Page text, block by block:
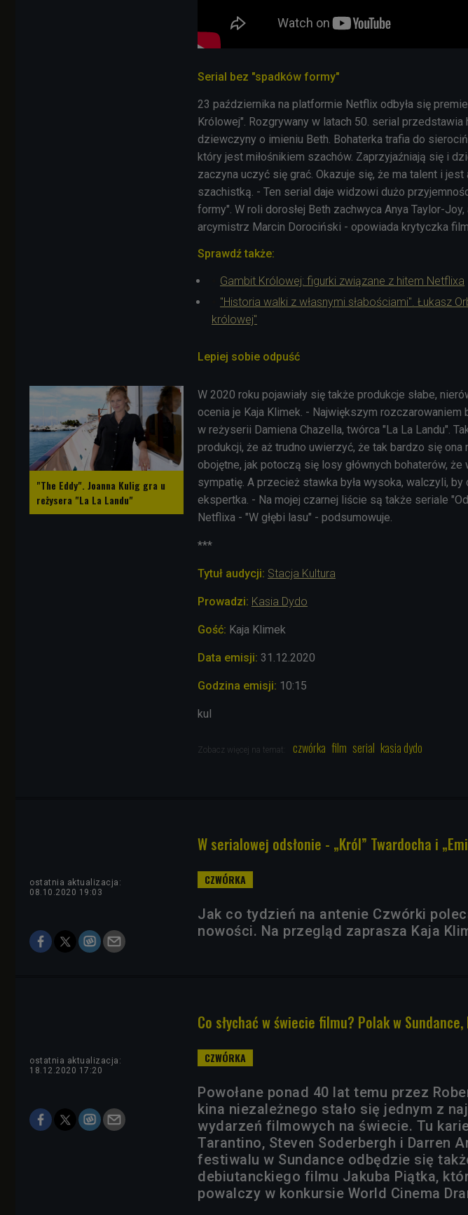
Serial bez "spadków formy"
23 października na platformie Netflix odbyła się
Królowej". Rozgrywany w latach 50. serial
dziewczyny o imieniu Beth. Bohaterka trafia do
który jest miłośnikiem szachów. Zaprzyjaźniają się i
zaczyna uczyć się grać. Okazuje się, że ma talent i
szachistką. - Ten serial daje widzowi dużo
formy". W roli dorosłej Beth zachwyca Anya Taylor-
arcymistrz Marcin Dorociński - opowiada krytyczka
Sprawdź także:
Gambit Królowej: figurki związane z hitem Netflixa
"Historia walki z własnymi słabościami". Łukasz
królowej"
Lepiej sobie odpuść
"The Eddy". Joanna Kulig gra u
reżysera "La La Landu"
W 2020 roku pojawiały się także produkcje słabe,
ocenia je Kaja Klimek. - Największym rozczarowaniem
w reżyserii Damiena Chazella, twórca "La La Landu".
produkcji, że aż trudno uwierzyć, że tak bardzo się ona
obojętne, jak potoczą się losy głównych bohaterów, że
sympatię. A przecież stawka była wysoka, walczyli,
ekspertka. - Na mojej czarnej liście są także seriale
Netflixa - "W głębi lasu" - podsumowuje.
***
Tytuł audycji: Stacja Kultura
Prowadzi: Kasia Dydo
Gość: Kaja Klimek
Data emisji: 31.12.2020
Godzina emisji: 10:15
kul
Zobacz więcej na temat: czwórka film serial kasia dydo
W serialowej odsłonie - „Król” Twardocha i
ostatnia aktualizacja:
08.10.2020 19:03
Jak co tydzień na antenie Czwórki
nowości. Na przegląd zaprasza Kaja
Co słychać w świecie filmu? Polak w
ostatnia aktualizacja:
18.12.2020 17:20
Powołane ponad 40 lat temu przez
kina niezależnego stało się jednym z
wydarzeń filmowych na świecie. Tu
Tarantino, Steven Soderbergh i Darren
festiwalu w Sundance odbędzie się
debiutanckiego filmu Jakuba Piątka,
powalczy w konkursie World Cinema